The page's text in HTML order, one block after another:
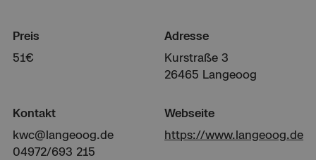
Preis
51€
Adresse
Kurstraße 3
26465 Langeoog
Kontakt
kwc@langeoog.de
04972/693 215
Webseite
https://www.langeoog.de